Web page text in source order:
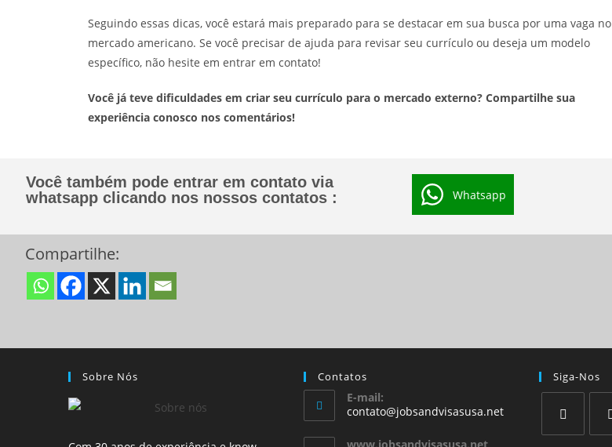
Seguindo essas dicas, você estará mais preparado para se destacar em sua busca por uma vaga no
mercado americano. Se você precisar de ajuda para revisar seu currículo ou deseja um modelo
específico, não hesite em entrar em contato!
Você já teve dificuldades em criar seu currículo para o mercado externo? Compartilhe sua
experiência conosco nos comentários!
Você também pode entrar em contato via
whatsapp clicando nos nossos contatos :
Whatsapp
Compartilhe:
Sobre Nós Contatos
E-mail:
contato@jobsandvisasusa.net
Siga-Nos